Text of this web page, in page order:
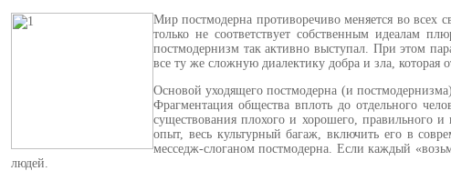
Мир постмодерна противоречи­во меняется во всех
только не соответ­ствует собственным идеалам
постмодернизм так активно выступал. При этом
все ту же слож­ную диалектику добра и зла, которая
Основой уходящего постмодерна (и
Фрагментация обще­ства вплоть до отдельного
существо­вания плохого и хорошего, правиль­ного
опыт, весь культурный багаж, вклю­чить его в
месседж-слоганом пост­модерна. Если каждый
людей.